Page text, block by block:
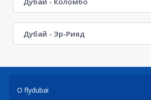
Дубай - Эр-Рияд
О flydubai